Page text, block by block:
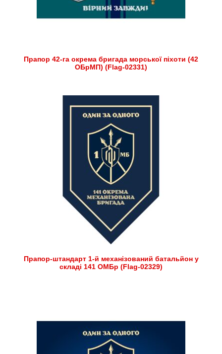
Прапор 42-га окрема бригада морської піхоти (42
ОБрМП) (Flag-02331)
Прапор-штандарт 1-й механізований батальйон у
складі 141 ОМБр (Flag-02329)